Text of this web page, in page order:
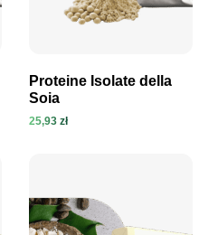
Visualizza prodotto
Proteine Isolate della
Soia
25,93 zł